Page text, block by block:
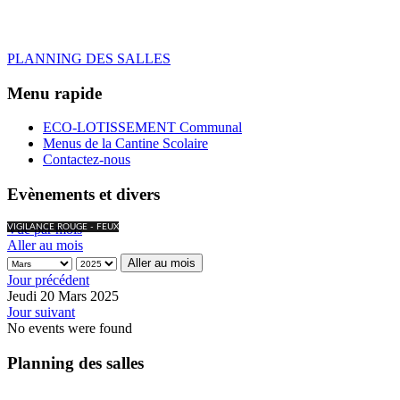
PLANNING DES SALLES
Menu rapide
ECO-LOTISSEMENT Communal
Menus de la Cantine Scolaire
Contactez-nous
Evènements et divers
VIGILANCE ROUGE - FEUX
Vue par mois
Aller au mois
Aller au mois
Jour précédent
Jeudi 20 Mars 2025
Jour suivant
No events were found
Planning des salles